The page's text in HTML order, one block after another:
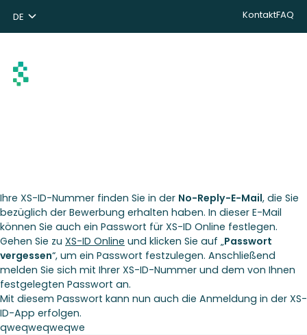
DE
NL
ENG
KontaktFAQ
Ihre XS-ID-Nummer finden Sie in der No-Reply-E-Mail, die Sie
bezüglich der Bewerbung erhalten haben. In dieser E-Mail
können Sie auch ein Passwort für XS-ID Online festlegen.
Gehen Sie zu XS-ID Online und klicken Sie auf „Passwort
vergessen“, um ein Passwort festzulegen. Anschließend
melden Sie sich mit Ihrer XS-ID-Nummer und dem von Ihnen
festgelegten Passwort an.
Mit diesem Passwort kann nun auch die Anmeldung in der XS-
ID-App erfolgen.
qweqweqweqwe